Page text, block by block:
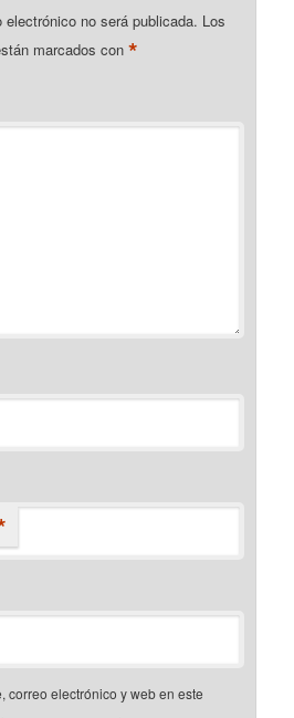
electrónico no será publicada. Los
marcados con*
correo electrónico y web en este